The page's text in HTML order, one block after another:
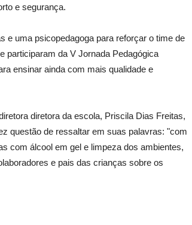
e segurança.
e uma psicopedagoga para reforçar o time de
participaram da V Jornada Pedagógica
ensinar ainda com mais qualidade e
diretora da escola, Priscila Dias Freitas,
questão de ressaltar em suas palavras: "com
com álcool em gel e limpeza dos ambientes,
e pais das crianças sobre os